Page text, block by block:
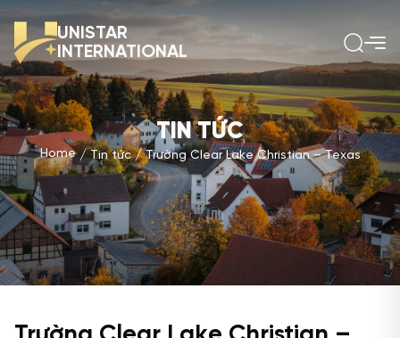
UNISTAR
INTERNATIONAL
TIN TỨC
Home Tin tức Trường Clear Lake Christian – Texas